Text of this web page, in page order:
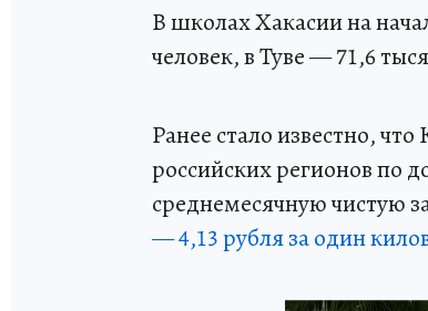
В школах Хакасии на
человек, в Туве — 71,6
Ранее стало известно,
российских регионов по
среднемесячную чистую
— 4,13 рубля за один